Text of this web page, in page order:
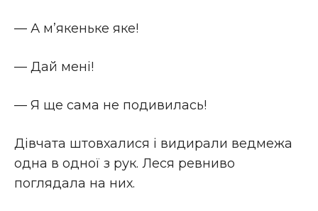
— А м’якеньке яке!
— Дай мені!
— Я ще сама не подивилась!
Дівчата штовхалися і видирали ведмежа
одна в одної з рук. Леся ревниво
поглядала на них.